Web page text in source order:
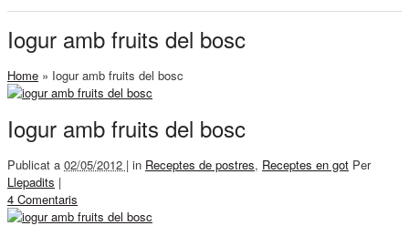
Iogur amb fruits del bosc
Home » Iogur amb fruits del bosc
Iogur amb fruits del bosc
Publicat a 02/05/2012 | in Receptes de postres, Receptes en got Per
Llepadits |
4 Comentaris